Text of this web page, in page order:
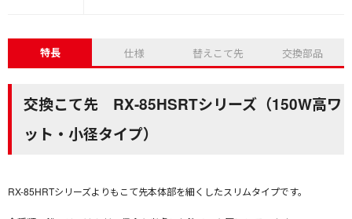
特長 仕様 替えこて先 交換部品
交換こて先 RX-85HSRTシリーズ（150W高ワ
ット・小径タイプ）
RX-85HRTシリーズよりもこて先本体部を細くしたスリムタイプです。